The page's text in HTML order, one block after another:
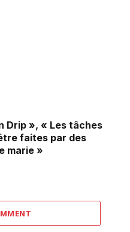
Drip », « Les tâches
faites par des
marie »